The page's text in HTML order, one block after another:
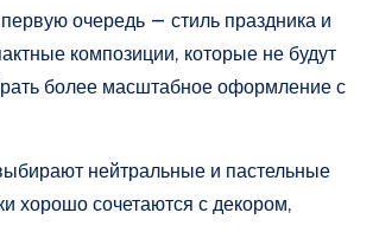
очередь — стиль праздника и
композиции, которые не будут
более масштабное оформление с
нейтральные и пастельные
хорошо сочетаются с декором,